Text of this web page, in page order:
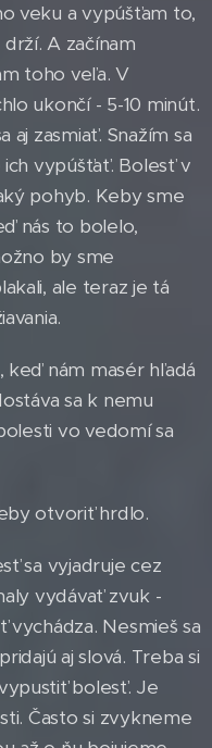
veku a vypúšťam to,
A začínam
toho veľa. V
ukončí - 5-10 minút.
aj zasmiať. Snažím sa
vypúšťať. Bolesť v
pohyb. Keby sme
nás to bolelo,
by sme
ale teraz je tá
keď nám masér hľadá
sa k nemu
vo vedomí sa
otvoriť hrdlo.
sa vyjadruje cez
vydávať zvuk -
Nesmieš sa
aj slová. Treba si
bolesť. Je
Často si zvykneme